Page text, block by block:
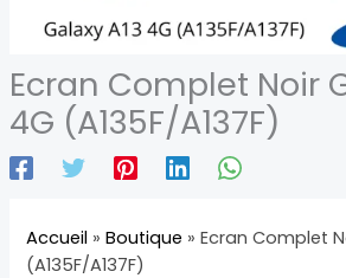
Ecran Complet Noir
4G (A135F/A137F)
Accueil »Boutique »Ecran Complet
(A135F/A137F)